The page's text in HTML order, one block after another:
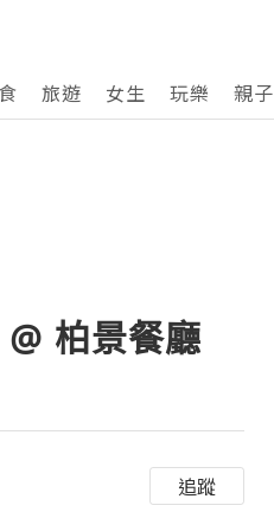
旅遊 女生 玩樂 親子
柏景餐廳
追蹤